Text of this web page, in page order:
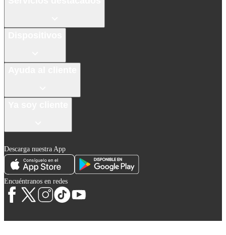
Descarga nuestra App
Encuéntranos en redes